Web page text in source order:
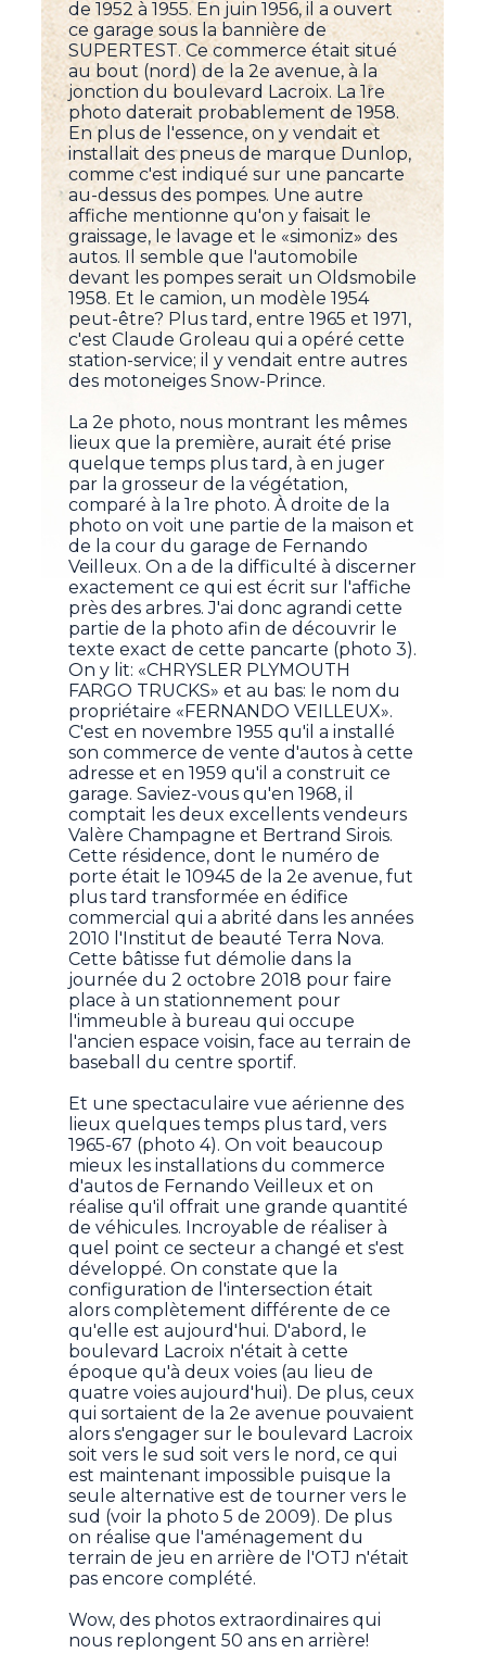
de 1952 à 1955. En juin 1956, il a ouvert
ce garage sous la bannière de
SUPERTEST. Ce commerce était situé
au bout (nord) de la 2e avenue, à la
jonction du boulevard Lacroix. La 1re
photo daterait probablement de 1958.
En plus de l'essence, on y vendait et
installait des pneus de marque Dunlop,
comme c'est indiqué sur une pancarte
au-dessus des pompes. Une autre
affiche mentionne qu'on y faisait le
graissage, le lavage et le «simoniz» des
autos. Il semble que l'automobile
devant les pompes serait un Oldsmobile
1958. Et le camion, un modèle 1954
peut-être? Plus tard, entre 1965 et 1971,
c'est Claude Groleau qui a opéré cette
station-service; il y vendait entre autres
des motoneiges Snow-Prince.
La 2e photo, nous montrant les mêmes
lieux que la première, aurait été prise
quelque temps plus tard, à en juger
par la grosseur de la végétation,
comparé à la 1re photo. À droite de la
photo on voit une partie de la maison et
de la cour du garage de Fernando
Veilleux. On a de la difficulté à discerner
exactement ce qui est écrit sur l'affiche
près des arbres. J'ai donc agrandi cette
partie de la photo afin de découvrir le
texte exact de cette pancarte (photo 3).
On y lit: «CHRYSLER PLYMOUTH
FARGO TRUCKS» et au bas: le nom du
propriétaire «FERNANDO VEILLEUX».
C'est en novembre 1955 qu'il a installé
son commerce de vente d'autos à cette
adresse et en 1959 qu'il a construit ce
garage. Saviez-vous qu'en 1968, il
comptait les deux excellents vendeurs
Valère Champagne et Bertrand Sirois.
Cette résidence, dont le numéro de
porte était le 10945 de la 2e avenue, fut
plus tard transformée en édifice
commercial qui a abrité dans les années
2010 l'Institut de beauté Terra Nova.
Cette bâtisse fut démolie dans la
journée du 2 octobre 2018 pour faire
place à un stationnement pour
l'immeuble à bureau qui occupe
l'ancien espace voisin, face au terrain de
baseball du centre sportif.
Et une spectaculaire vue aérienne des
lieux quelques temps plus tard, vers
1965-67 (photo 4). On voit beaucoup
mieux les installations du commerce
d'autos de Fernando Veilleux et on
réalise qu'il offrait une grande quantité
de véhicules. Incroyable de réaliser à
quel point ce secteur a changé et s'est
développé. On constate que la
configuration de l'intersection était
alors complètement différente de ce
qu'elle est aujourd'hui. D'abord, le
boulevard Lacroix n'était à cette
époque qu'à deux voies (au lieu de
quatre voies aujourd'hui). De plus, ceux
qui sortaient de la 2e avenue pouvaient
alors s'engager sur le boulevard Lacroix
soit vers le sud soit vers le nord, ce qui
est maintenant impossible puisque la
seule alternative est de tourner vers le
sud (voir la photo 5 de 2009). De plus
on réalise que l'aménagement du
terrain de jeu en arrière de l'OTJ n'était
pas encore complété.
Wow, des photos extraordinaires qui
nous replongent 50 ans en arrière!